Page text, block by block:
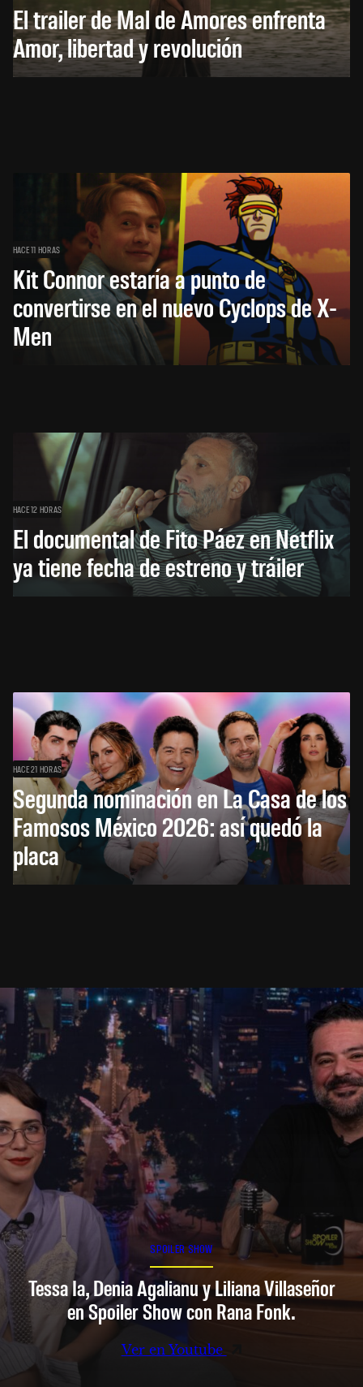
El trailer de Mal de Amores enfrenta
Amor, libertad y revolución
HACE 11 HORAS
Kit Connor estaría a punto de
convertirse en el nuevo Cyclops de X-
Men
HACE 12 HORAS
El documental de Fito Páez en Netflix
ya tiene fecha de estreno y tráiler
HACE 21 HORAS
Segunda nominación en La Casa de los
Famosos México 2026: así quedó la
placa
SPOILER SHOW
Tessa Ia, Denia Agalianu y Liliana Villaseñor
en Spoiler Show con Rana Fonk.
Ver en Youtube